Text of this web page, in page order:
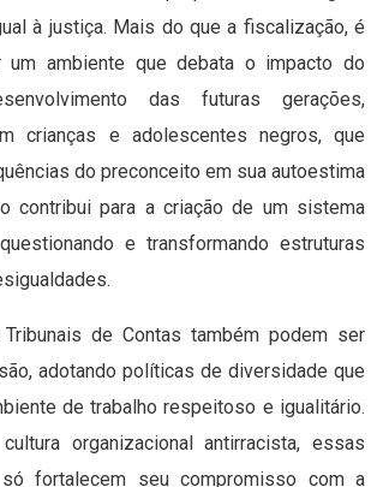
à justiça. Mais do que a fiscalização, é
um ambiente que debata o impacto do
das futuras gerações,
crianças e adolescentes negros, que
do preconceito em sua autoestima
contribui para a criação de um sistema
e transformando estruturas
Tribunais de Contas também podem ser
adotando políticas de diversidade que
de trabalho respeitoso e igualitário.
organizacional antirracista, essas
fortalecem seu compromisso com a